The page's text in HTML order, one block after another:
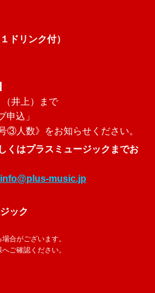
ドリンク付）
（井上）まで
込」
③人数》をお知らせください。
くはプラスミュージックまでお
info@plus-music.jp
ック
合がございます。
ご確認ください。